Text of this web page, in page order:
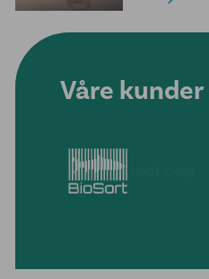
Våre kunder